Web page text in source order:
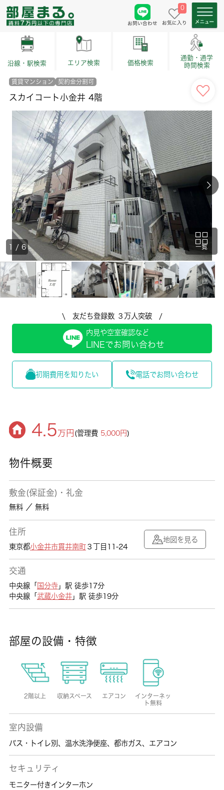
お問い合わせ
0
お気に入り
沿線・駅検索 エリア検索 価格検索
通勤・通学
時間検索
賃貸マンション 契約金分割可
スカイコート小金井 4階
一覧
1 / 6
\ 友だち登録数 ３万人突破 /
内見や空室確認など
LINEでお問い合わせ
初期費用を知りたい 電話でお問い合わせ
4.5万円 (管理費 5,000円)
物件概要
敷金(保証金)・礼金
無料 ／ 無料
住所
東京都小金井市貫井南町３丁目11-24
地図を見る
交通
中央線「 国分寺」駅 徒歩17分
中央線「 武蔵小金井」駅 徒歩19分
部屋の設備・特徴
2階以上 収納スペース エアコン
インターネッ
ト無料
室内設備
バス・トイレ別 、 温水洗浄便座、 都市ガス、 エアコン
セキュリティ
モニター付きインターホン